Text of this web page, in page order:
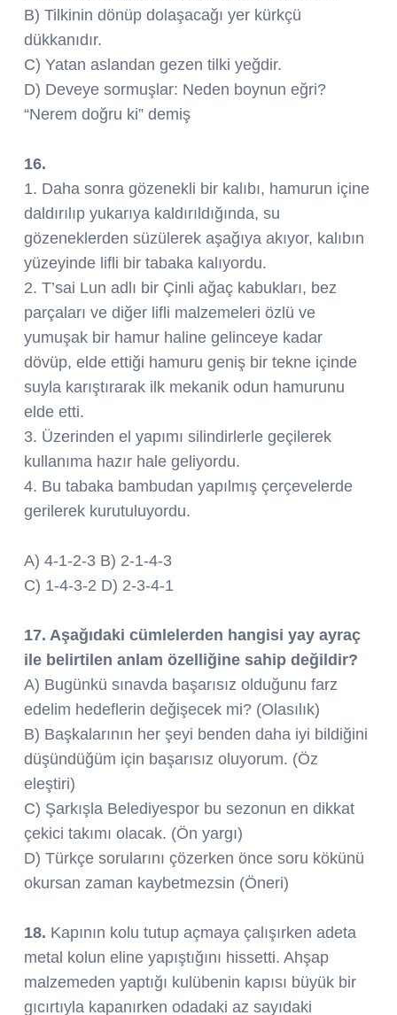
B) Tilkinin dönüp dolaşacağı yer kürkçü
dükkanıdır.
C) Yatan aslandan gezen tilki yeğdir.
D) Deveye sormuşlar: Neden boynun eğri?
“Nerem doğru ki” demiş
16.
1. Daha sonra gözenekli bir kalıbı, hamurun içine
daldırılıp yukarıya kaldırıldığında, su
gözeneklerden süzülerek aşağıya akıyor, kalıbın
yüzeyinde lifli bir tabaka kalıyordu.
2. T’sai Lun adlı bir Çinli ağaç kabukları, bez
parçaları ve diğer lifli malzemeleri özlü ve
yumuşak bir hamur haline gelinceye kadar
dövüp, elde ettiği hamuru geniş bir tekne içinde
suyla karıştırarak ilk mekanik odun hamurunu
elde etti.
3. Üzerinden el yapımı silindirlerle geçilerek
kullanıma hazır hale geliyordu.
4. Bu tabaka bambudan yapılmış çerçevelerde
gerilerek kurutuluyordu.
A) 4-1-2-3 B) 2-1-4-3
C) 1-4-3-2 D) 2-3-4-1
17. Aşağıdaki cümlelerden hangisi yay ayraç
ile belirtilen anlam özelliğine sahip değildir?
A) Bugünkü sınavda başarısız olduğunu farz
edelim hedeflerin değişecek mi? (Olasılık)
B) Başkalarının her şeyi benden daha iyi bildiğini
düşündüğüm için başarısız oluyorum. (Öz
eleştiri)
C) Şarkışla Belediyespor bu sezonun en dikkat
çekici takımı olacak. (Ön yargı)
D) Türkçe sorularını çözerken önce soru kökünü
okursan zaman kaybetmezsin (Öneri)
18. Kapının kolu tutup açmaya çalışırken adeta
metal kolun eline yapıştığını hissetti. Ahşap
malzemeden yaptığı kulübenin kapısı büyük bir
gıcırtıyla kapanırken odadaki az sayıdaki